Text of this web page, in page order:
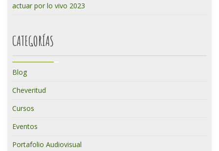
actuar por lo vivo 2023
CATEGORÍAS
Blog
Cheveritud
Cursos
Eventos
Portafolio Audiovisual